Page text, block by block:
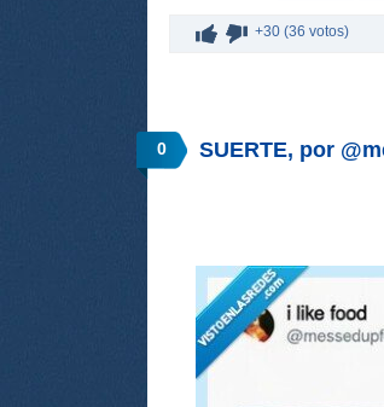
+30 (36 votos)
0 SUERTE, por